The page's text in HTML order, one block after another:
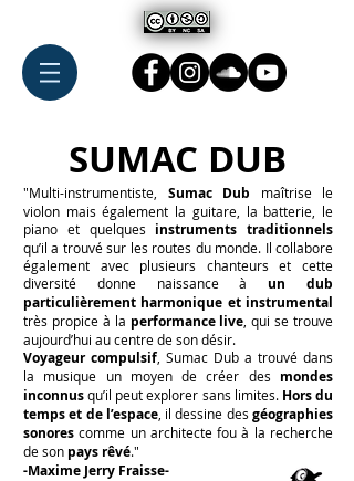
SUMAC DUB
"Multi-instrumentiste, Sumac Dub maîtrise le
violon mais également la guitare, la batterie, le
piano et quelques instruments traditionnels
qu’il a trouvé sur les routes du monde. Il collabore
également avec plusieurs chanteurs et cette
diversité donne naissance àun dub
particulièrement harmonique et instrumental
très propice à la performance live , qui se trouve
aujourd’hui au centre de son désir.
Voyageur compulsif , Sumac Dub a trouvé dans
la musique un moyen de créer des mondes
inconnusqu’il peut explorer sans limites. Hors du
temps et de l’espace, il dessine desgéographies
sonores comme un architecte fou à la recherche
de son pays rêvé."
-Maxime Jerry Fraisse-